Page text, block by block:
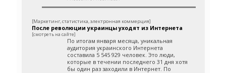
[Маркетинг, статистика, электронная коммерция]
После революции украинцы уходят из Интернета
[смотреть на сайте]
По итогам января месяца, уникальная
аудитория украинского Интернета
составила 5 545 929 человек. Это люди,
которые в течении последнего 31 дня хотя
бы один раз заходили в Интернет. По